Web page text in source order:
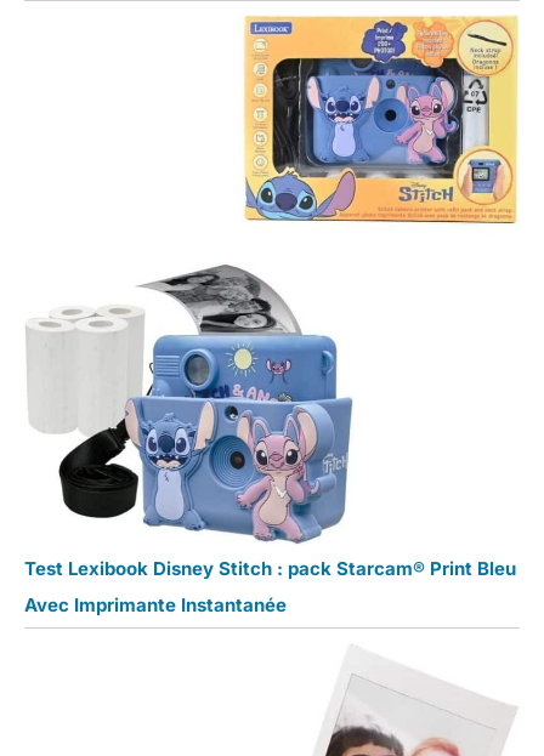
Test Lexibook Disney Stitch : pack Starcam® Print Bleu
Avec Imprimante Instantanée